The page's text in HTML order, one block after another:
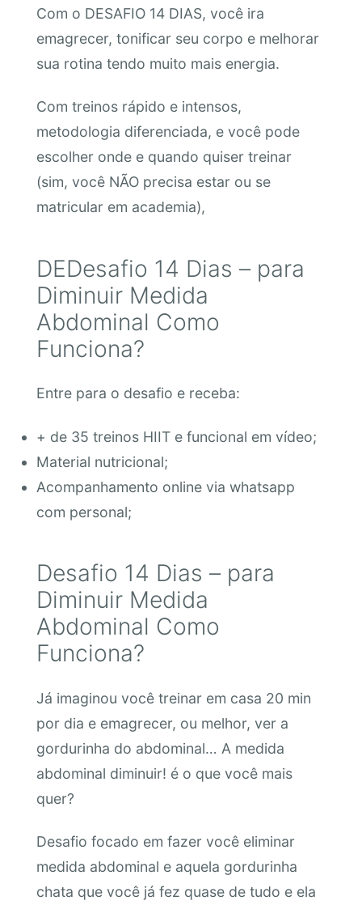
Com o DESAFIO 14 DIAS, você ira
emagrecer, tonificar seu corpo e melhorar
sua rotina tendo muito mais energia.
Com treinos rápido e intensos,
metodologia diferenciada, e você pode
escolher onde e quando quiser treinar
(sim, você NÃO precisa estar ou se
matricular em academia),
DEDesafio 14 Dias – para
Diminuir Medida
Abdominal Como
Funciona?
Entre para o desafio e receba:
+ de 35 treinos HIIT e funcional em vídeo;
Material nutricional;
Acompanhamento online via whatsapp
com personal;
Desafio 14 Dias – para
Diminuir Medida
Abdominal Como
Funciona?
Já imaginou você treinar em casa 20 min
por dia e emagrecer, ou melhor, ver a
gordurinha do abdominal… A medida
abdominal diminuir! é o que você mais
quer?
Desafio focado em fazer você eliminar
medida abdominal e aquela gordurinha
chata que você já fez quase de tudo e ela